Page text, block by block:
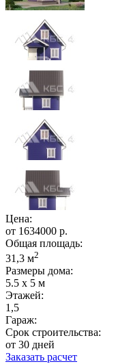
Цена:
от 1634000 р.
Общая площадь:
31,3 м2
Размеры дома:
5.5 х 5 м
Этажей:
1,5
Гараж:
Срок строительства:
от 30 дней
Заказать расчет